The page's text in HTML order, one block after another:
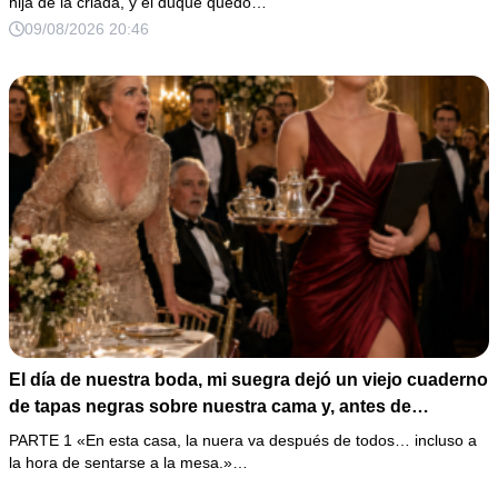
09/08/2026 20:46
El día de nuestra boda, mi suegra dejó un viejo cuaderno
de tapas negras sobre nuestra cama y, antes de
marcharse, dijo: «En esta familia todos deben cumplir
una misma regla…».
PARTE 1 «En esta casa, la nuera va después de todos… incluso a
la hora de sentarse a la mesa.»…